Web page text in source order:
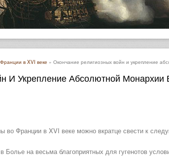
в XVI веке » Окончание религиозных войн и укрепление
И Укрепление Абсолютной Монархии
во Франции в XVI веке можно вкратце свести к
на весьма благоприятных для гугенотов